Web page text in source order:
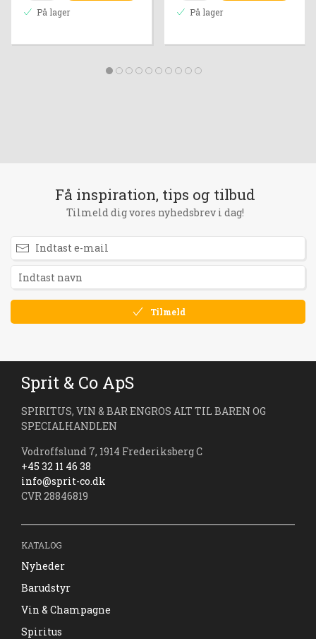
På lager På lager
Få inspiration, tips og tilbud
Tilmeld dig vores nyhedsbrev i dag!
Tilmeld
Sprit & Co ApS
SPIRITUS, VIN & BAR ENGROS ALT TIL BAREN OG
SPECIALHANDLEN
Vodroffslund 7, 1914 Frederiksberg C
+45 32 11 46 38
info@sprit-co.dk
CVR 28846819
KATALOG
Nyheder
Barudstyr
Vin & Champagne
Spiritus